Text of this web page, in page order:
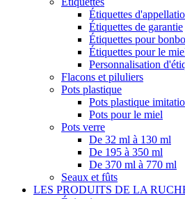
Étiquettes
Étiquettes de garantie
Étiquettes pour
Étiquettes pour le
Personnalisation
Flacons et piluliers
Pots plastique
Pots plastique
Pots pour le miel
Pots verre
De 32 ml à 130 ml
De 195 à 350 ml
De 370 ml à 770 ml
Seaux et fûts
LES PRODUITS DE LA